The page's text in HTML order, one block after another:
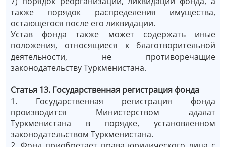
также порядок распределения имущества,
остающегося после его ликвидации.
Устав фонда также может содержать иные
положения, относящиеся к благотворительной
деятельности, не противоречащие
законодательству Туркменистана.
Статья 13. Государственная регистрация фонда
1. Государственная регистрация фонда
производится Министерством адалат
Туркменистана в порядке, установленном
законодательством Туркменистана.